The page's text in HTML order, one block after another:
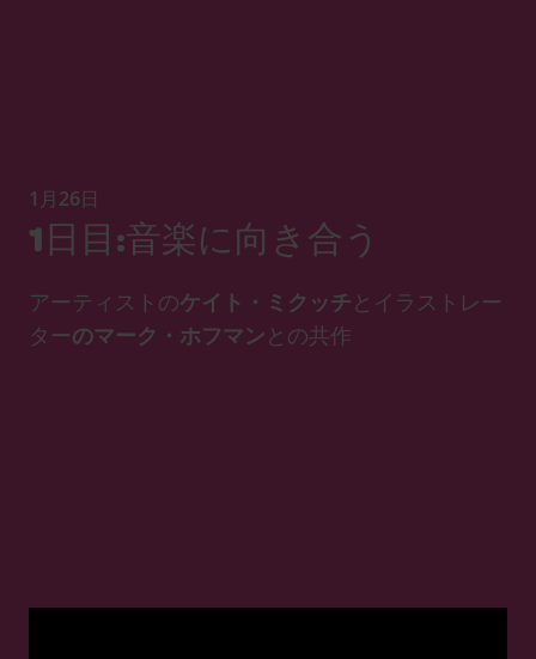
1月26日
1日目:音楽に向き合う
アーティストのケイト・ミクッチとイラストレー
ターのマーク・ホフマンとの共作